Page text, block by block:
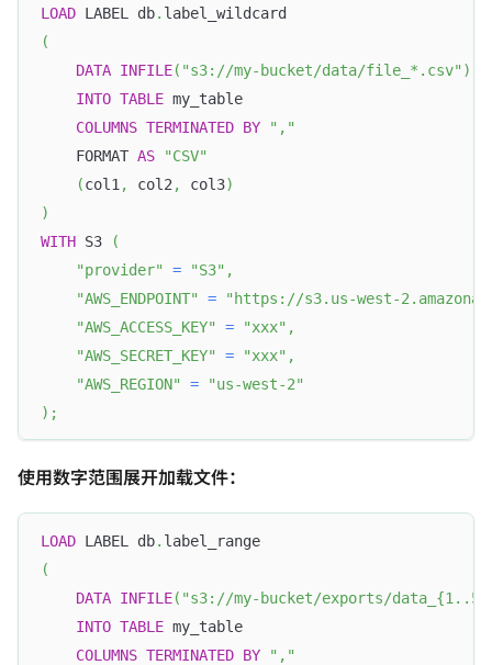
LOAD LABEL db. label_wildcard
(
DATA INFILE( "s3://my-bucket/data/file_*.csv" )
INTO TABLE my_table
COLUMNS TERMINATED BY
","
    FORMAT
AS
"CSV"
(col1 , col2 , col3)
)
WITH S3
(
"provider"
= "S3" ,
"AWS_ENDPOINT"
=
"https://s3.us-west-
"AWS_ACCESS_KEY"
= "xxx" ,
"AWS_SECRET_KEY"
= "xxx" ,
"AWS_REGION"
=
"us-west-2"
) ;
使用数字范围展开加载文件：
LOAD LABEL db. label_range
(
DATA INFILE( "s3://my-bucket/exports/
INTO TABLE my_table
COLUMNS TERMINATED BY
","